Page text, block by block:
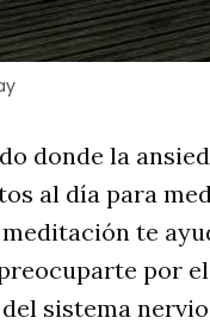
donde la
al día para
te
por
sistema